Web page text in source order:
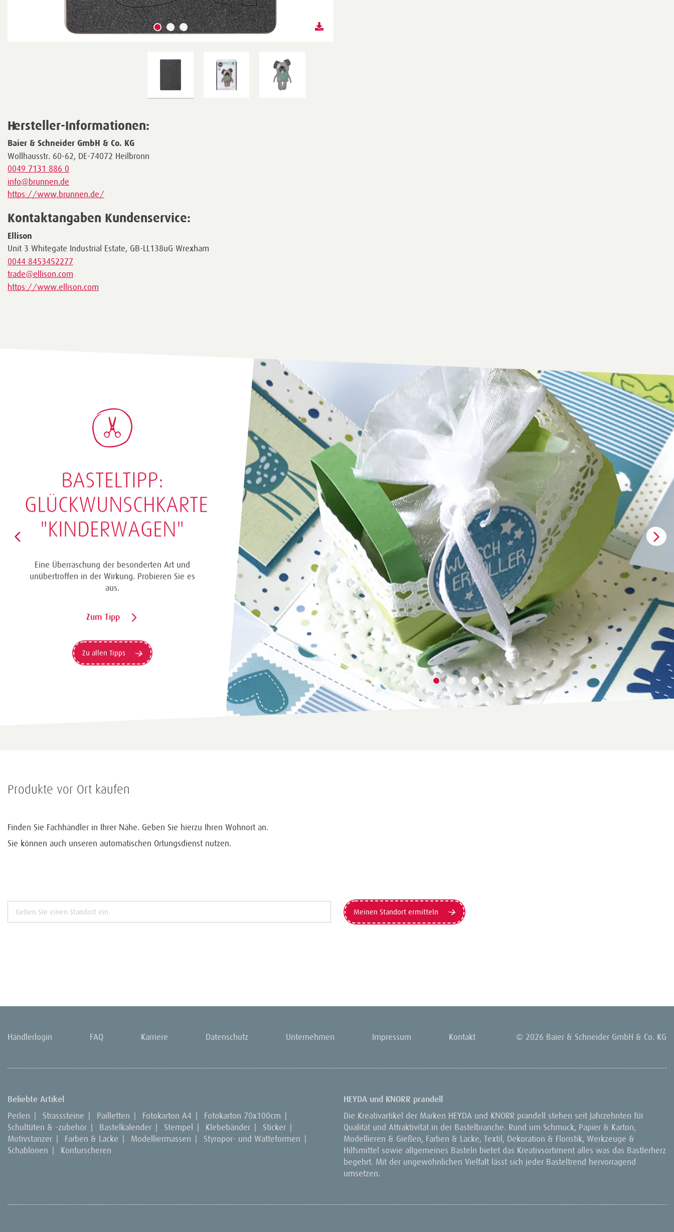
Hersteller-Informationen:
Baier & Schneider GmbH & Co. KG
Wollhausstr. 60-62, DE-74072 Heilbronn
0049 7131 886 0
info@brunnen.de
https://www.brunnen.de/
Kontaktangaben Kundenservice:
Ellison
Unit 3 Whitegate Industrial Estate, GB-LL138uG Wrexham
0044 8453452277
trade@ellison.com
https://www.ellison.com
BASTELTIPP:
GLÜCKWUNSCHKARTE
"KINDERWAGEN"
Eine Überraschung der besonderten Art und
unübertroffen in der Wirkung. Probieren Sie es
aus.
Zum Tipp
Zu allen Tipps
Produkte vor Ort kaufen
Finden Sie Fachhändler in Ihrer Nähe. Geben Sie hierzu Ihren Wohnort an.
Sie können auch unseren automatischen Ortungsdienst nutzen.
Meinen Standort ermitteln
Händlerlogin FAQ Karriere Datenschutz Unternehmen Impressum Kontakt © 2026 Baier & Schneider GmbH & Co. KG
Beliebte Artikel
Perlen Strasssteine Pailletten Fotokarton A4 Fotokarton 70x100cm
Schultüten & -zubehör
Bastelkalender Stempel Klebebänder Sticker
Motivstanzer
Farben & Lacke Modelliermassen Styropor- und Watteformen
Schablonen
Konturscheren
HEYDA und KNORR prandell
Die Kreativartikel der Marken HEYDA und KNORR prandell stehen seit Jahrzehnten für
Qualität und Attraktivität in der Bastelbranche. Rund um Schmuck, Papier & Karton,
Modellieren & Gießen, Farben & Lacke, Textil, Dekoration & Floristik, Werkzeuge &
Hilfsmittel sowie allgemeines Basteln bietet das Kreativsortiment alles was das Bastlerherz
begehrt. Mit der ungewöhnlichen Vielfalt lässt sich jeder Basteltrend hervorragend
umsetzen.